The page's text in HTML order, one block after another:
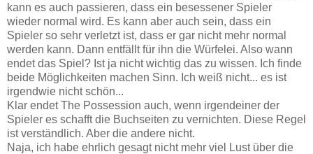
kann es auch passieren, dass ein besessener Spieler
wieder normal wird. Es kann aber auch sein, dass ein
Spieler so sehr verletzt ist, dass er gar nicht mehr normal
werden kann. Dann entfällt für ihn die Würfelei. Also wann
endet das Spiel? Ist ja nicht wichtig das zu wissen. Ich finde
beide Möglichkeiten machen Sinn. Ich weiß nicht... es ist
irgendwie nicht schön...
Klar endet The Possession auch, wenn irgendeiner der
Spieler es schafft die Buchseiten zu vernichten. Diese Regel
ist verständlich. Aber die andere nicht.
Naja, ich habe ehrlich gesagt nicht mehr viel Lust über die